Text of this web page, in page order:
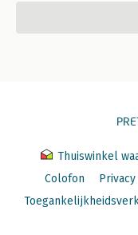
Thuiswinkel
Colofon
Privacy